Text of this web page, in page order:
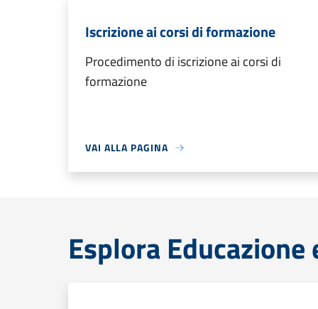
Iscrizione ai corsi di formazione
Procedimento di iscrizione ai corsi di
formazione
VAI ALLA PAGINA
Esplora